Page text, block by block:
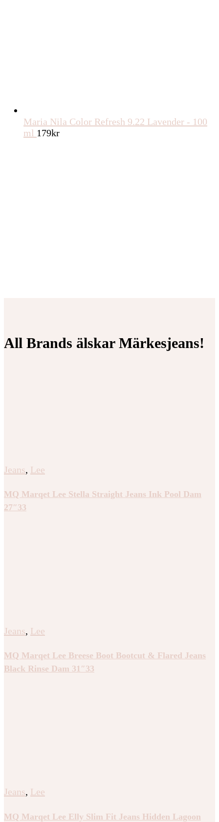
Maria Nila Color Refresh 9.22 Lavender - 100
ml 179kr
All Brands älskar Märkesjeans!
Jeans, Lee
MQ Marqet Lee Stella Straight Jeans Ink Pool Dam
27″33
Jeans, Lee
MQ Marqet Lee Breese Boot Bootcut & Flared Jeans
Black Rinse Dam 31″33
Jeans, Lee
MQ Marqet Lee Elly Slim Fit Jeans Hidden Lagoon